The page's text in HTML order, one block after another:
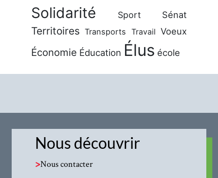
Solidarité Sport Sénat
Territoires Transports Travail Voeux
Économie Éducation Élus école
Nous découvrir
>Nous contacter